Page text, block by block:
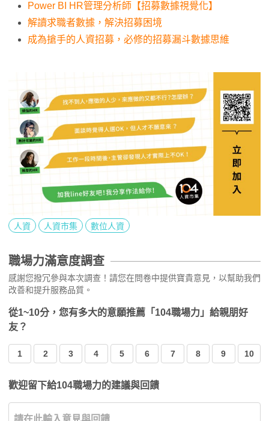
Power BI HR管理分析師【招募數據視覺化】
解讀求職者數據，解決招募困境
成為搶手的人資招募，必修的招募漏斗數據思維
人資 人資市集 數位人資
職場力滿意度調查
感謝您撥冗參與本次調查！請您在問卷中提供寶貴意見，以幫助我們
改善和提升服務品質。
從1~10分，您有多大的意願推薦「104職場力」給親朋好
友？
1 2 3 4 5 6 7 8 9 10
歡迎留下給104職場力的建議與回饋